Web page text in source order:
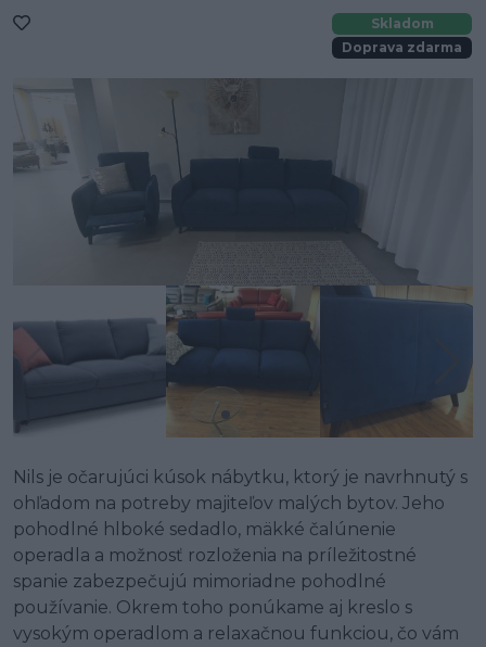
Skladom
Doprava zdarma
Nils je očarujúci kúsok nábytku, ktorý je navrhnutý s
ohľadom na potreby majiteľov malých bytov. Jeho
pohodlné hlboké sedadlo, mäkké čalúnenie
operadla a možnosť rozloženia na príležitostné
spanie zabezpečujú mimoriadne pohodlné
používanie. Okrem toho ponúkame aj kreslo s
vysokým operadlom a relaxačnou funkciou, čo vám